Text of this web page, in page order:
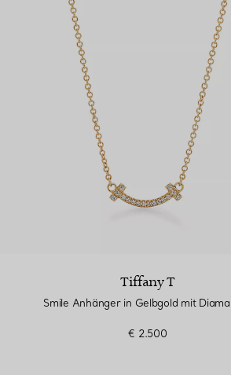
Tiffany T
Smile Anhänger in Gelbgold mit
€ 2.500